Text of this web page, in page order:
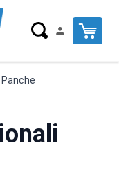
Cart
Panche